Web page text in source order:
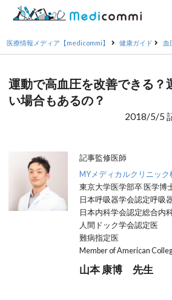
医療情報メディア【medicommi】 健康ガイド 血
運動で高血圧を改善できる？
い場合もあるの？
2018/5/5
記事監修医師
MYメディカルクリニッ
東京大学医学部卒 医学博
日本呼吸器学会認定呼吸
日本内科学会認定総合内
人間ドック学会認定医
難病指定医
Member of American
山本 康博 先生